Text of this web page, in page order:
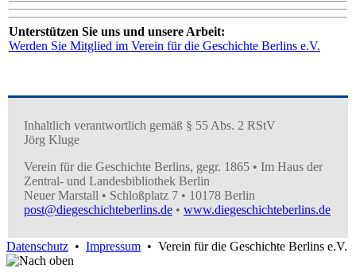
Unterstützen Sie uns und unsere Arbeit:
Werden Sie Mitglied im Verein für die Geschichte Berlins e.V.
Inhaltlich verantwortlich gemäß § 55 Abs. 2 RStV
Jörg Kluge
Verein für die Geschichte Berlins, gegr. 1865 • Im Haus der
Zentral- und Landesbibliothek Berlin
Neuer Marstall • Schloßplatz 7 • 10178 Berlin
post@diegeschichteberlins.de • www.diegeschichteberlins.de
Datenschutz • Impressum • Verein für die Geschichte Berlins e.V.